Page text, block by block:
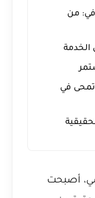
من
الخدمة
تمحى في
أصبحت